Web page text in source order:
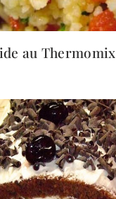
au Thermomix